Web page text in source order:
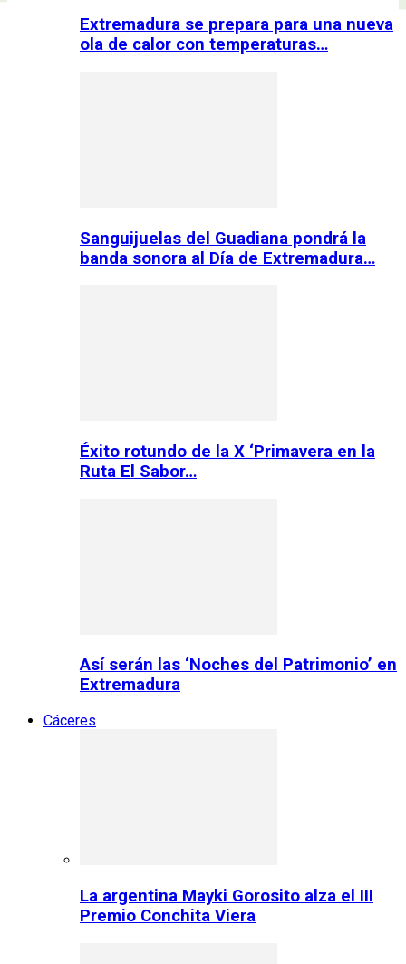
Extremadura se prepara para una nueva
ola de calor con temperaturas…
Sanguijuelas del Guadiana pondrá la
banda sonora al Día de Extremadura…
Éxito rotundo de la X ‘Primavera en la
Ruta El Sabor…
Así serán las ‘Noches del Patrimonio’ en
Extremadura
Cáceres
La argentina Mayki Gorosito alza el III
Premio Conchita Viera